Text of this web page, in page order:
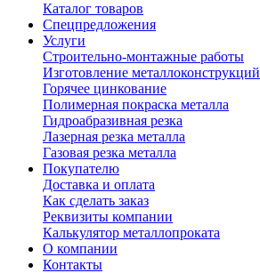
Каталог товаров
Спецпредложения
Услуги
Строительно-монтажные работы
Изготовление металлоконструкций
Горячее цинкование
Полимерная покраска металла
Гидроабразивная резка
Лазерная резка металла
Газовая резка металла
Покупателю
Доставка и оплата
Как сделать заказ
Реквизиты компании
Калькулятор металлопроката
О компании
Контакты